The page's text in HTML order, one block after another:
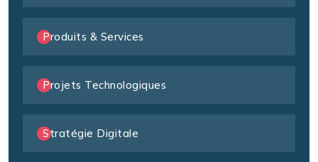
Produits & Services
Projets Technologiques
Stratégie Digitale